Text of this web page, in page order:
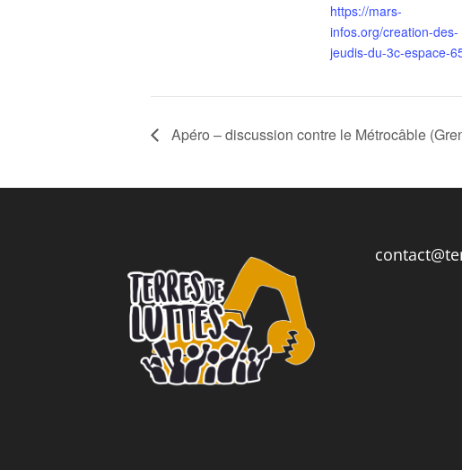
https://mars-
infos.org/creation-des-
jeudis-du-3c-espace-
Apéro – discussion contre le Métrocâble